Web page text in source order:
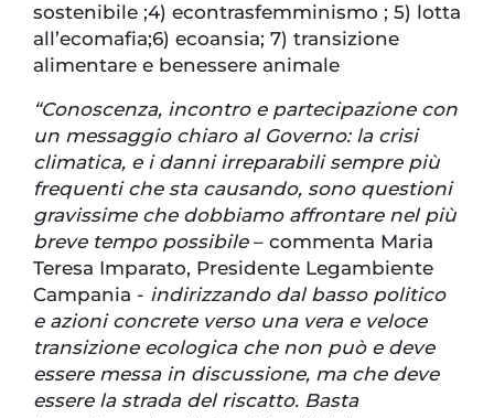
sostenibile ;4) econtrasfemminismo ; 5) lotta
all’ecomafia;6) ecoansia; 7) transizione
alimentare e benessere animale
“Conoscenza, incontro e partecipazione con
un messaggio chiaro al Governo: la crisi
climatica, e i danni irreparabili sempre più
frequenti che sta causando, sono questioni
gravissime che dobbiamo affrontare nel più
breve tempo possibile – commenta Maria
Teresa Imparato, Presidente Legambiente
Campania - indirizzando dal basso politico
e azioni concrete verso una vera e veloce
transizione ecologica che non può e deve
essere messa in discussione, ma che deve
essere la strada del riscatto. Basta